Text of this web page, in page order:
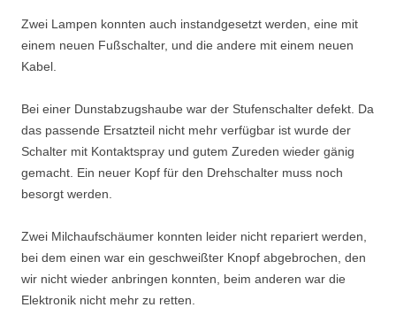
Zwei Lampen konnten auch instandgesetzt werden, eine mit
einem neuen Fußschalter, und die andere mit einem neuen
Kabel.
Bei einer Dunstabzugshaube war der Stufenschalter defekt. Da
das passende Ersatzteil nicht mehr verfügbar ist wurde der
Schalter mit Kontaktspray und gutem Zureden wieder gänig
gemacht. Ein neuer Kopf für den Drehschalter muss noch
besorgt werden.
Zwei Milchaufschäumer konnten leider nicht repariert werden,
bei dem einen war ein geschweißter Knopf abgebrochen, den
wir nicht wieder anbringen konnten, beim anderen war die
Elektronik nicht mehr zu retten.